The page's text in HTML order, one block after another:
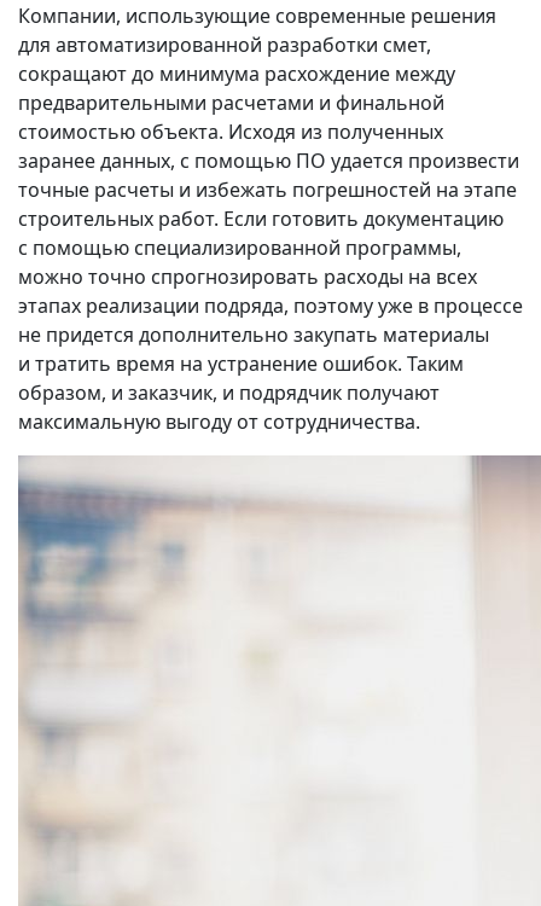
Компании, использующие современные решения
для автоматизированной разработки смет,
сокращают до минимума расхождение между
предварительными расчетами и финальной
стоимостью объекта. Исходя из полученных
заранее данных, с помощью ПО удается произвести
точные расчеты и избежать погрешностей на этапе
строительных работ. Если готовить документацию
с помощью специализированной программы,
можно точно спрогнозировать расходы на всех
этапах реализации подряда, поэтому уже в процессе
не придется дополнительно закупать материалы
и тратить время на устранение ошибок. Таким
образом, и заказчик, и подрядчик получают
максимальную выгоду от сотрудничества.